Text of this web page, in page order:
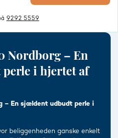
9292 5559
Nordborg – En
i hjertet af
– En sjældent udbudt perle i
beliggenheden ganske enkelt